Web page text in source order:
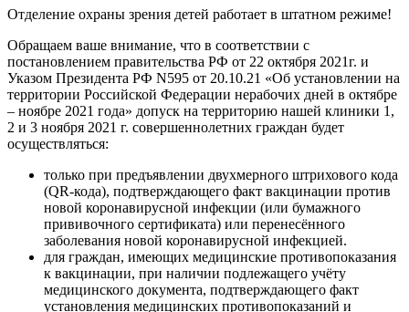
Отделение охраны зрения детей работает в штатном режиме!
Обращаем ваше внимание, что в соответствии с
постановлением правительства РФ от 22 октября 2021г. и
Указом Президента РФ N595 от 20.10.21 «Об установлении на
территории Российской Федерации нерабочих дней в октябре
– ноябре 2021 года» допуск на территорию нашей клиники 1,
2 и 3 ноября 2021 г. совершеннолетних граждан будет
осуществляться:
только при предъявлении двухмерного штрихового кода
(QR-кода), подтверждающего факт вакцинации против
новой коронавирусной инфекции (или бумажного
прививочного сертификата) или перенесённого
заболевания новой коронавирусной инфекцией.
для граждан, имеющих медицинские противопоказания
к вакцинации, при наличии подлежащего учёту
медицинского документа, подтверждающего факт
установления медицинских противопоказаний и